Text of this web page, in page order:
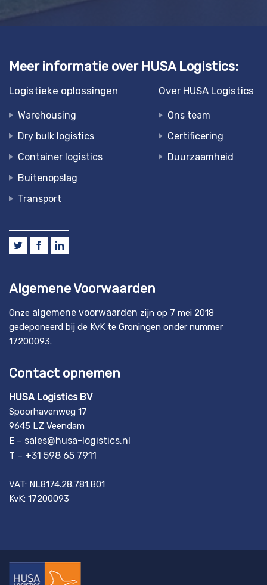
Meer informatie over HUSA Logistics:
Logistieke oplossingen
Warehousing
Dry bulk logistics
Container logistics
Buitenopslag
Transport
Over HUSA Logistics
Ons team
Certificering
Duurzaamheid
Algemene Voorwaarden
Onze algemene voorwaarden zijn op 7 mei 2018
gedeponeerd bij de KvK te Groningen onder nummer
17200093.
Contact opnemen
HUSA Logistics BV
Spoorhavenweg 17
9645 LZ Veendam
E – sales@husa-logistics.nl
T – +31 598 65 7911
VAT: NL8174.28.781.B01
KvK: 17200093